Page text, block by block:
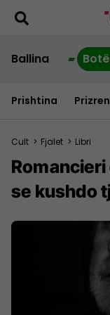
Ballina
Prishtina
Cult > Fjalet > Libri
se kushdo